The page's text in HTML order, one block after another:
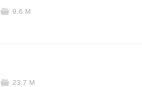
9.6 M
23.7 M